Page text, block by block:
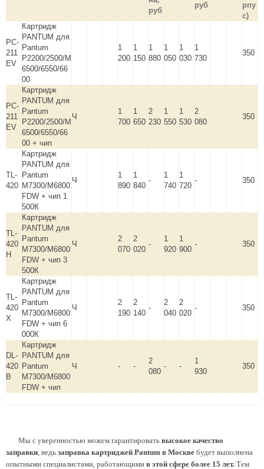
руб
руб
рпу
с)
PC-
211
EV
Картридж
PANTUM для
Pantum
P2200/2500/M
6500/6550/66
00
1
200
1
150
1
880
1
050
1
030
1
730
350
PC-
211
EV
Картридж
PANTUM для
Pantum
P2200/2500/M
6500/6550/66
00 + чип
Ч
1
700
1
650
2
230
1
550
1
530
2
080
350
TL-
420
Картридж
PANTUM для
Pantum
M7300/M6800
FDW + чип 1
500К
Ч
1
890
1
840
-
1
740
1
720
- 350
TL-
420
H
Картридж
PANTUM для
Pantum
M7300/M6800
FDW + чип 3
500К
Ч
2
070
2
020
-
1
920
1
900
- 350
TL-
420
X
Картридж
PANTUM для
Pantum
M7300/M6800
FDW + чип 6
000К
Ч
2
190
2
140
-
2
040
2
020
- 350
DL-
420
B
Картридж
PANTUM для
Pantum
M7300/M6800
FDW + чип
Ч - -
2
080
- -
1
930
350
Мы с уверенностью можем гарантировать высокое качество
заправки, ведь заправка картриджей Pantum в Москве будет выполнена
опытными специалистами, работающими в этой сфере более 15 лет. Тем